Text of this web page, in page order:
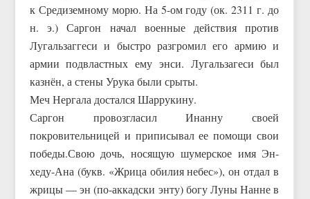
к Средиземному морю. На 5-ом году (ок. 2311 г. до
н. э.) Саргон начал военные действия против
Лугальзаггеси и быстро разгромил его армию и
армии подвластных ему энси. Лугальзагеси был
казнён, а стены Урука были срыты.
Меч Нергала достался Шаррукину.
Саргон провозгласил Инанну своей
покровительницей и приписывал ее помощи свои
победы.Свою дочь, носящую шумерское имя Эн-
хеду-Ана (букв. «Жрица обилия небес»), он отдал в
жрицы — эн (по-аккадски энту) богу Луны Нанне в